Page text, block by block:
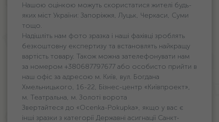
Нашою оцінкою можуть скористатися жителі будь-
яких міст України: Запоріжжя, Луцьк, Черкаси, Суми
тощо.
Надішліть нам фото зразка і наші фахівці зроблять
безкоштовну експертизу та встановлять найкращу
вартість товару. Також можна зателефонувати нам
за номером +380687797677 або особисто прийти в
наш офіс за адресою м. Київ, вул. Богдана
Хмельницького, 16-22, Бізнес-центр «Київпроект»,
м. Театральна, м. Золоті ворота
Звертайтеся до «Ocenka-Pokupka», якщо у вас є
інші зразки з категорії Державні асигнації Санкт-